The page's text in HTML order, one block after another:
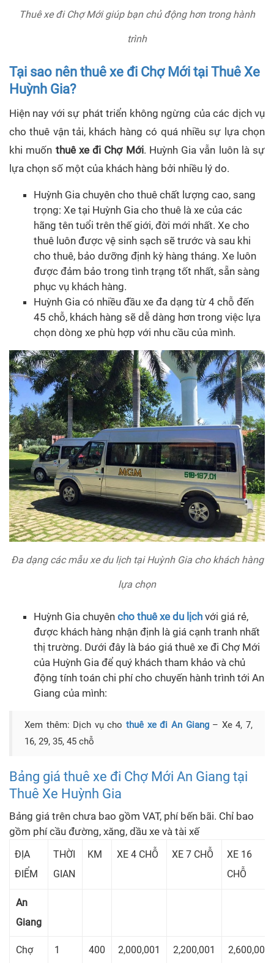
Thuê xe đi Chợ Mới giúp bạn chủ động hơn trong hành
trình
Tại sao nên thuê xe đi Chợ Mới tại Thuê Xe
Huỳnh Gia?
Hiện nay với sự phát triển không ngừng của các dịch vụ
cho thuê vận tải, khách hàng có quá nhiều sự lựa chọn
khi muốn thuê xe đi Chợ Mới. Huỳnh Gia vẫn luôn là sự
lựa chọn số một của khách hàng bởi nhiều lý do.
Huỳnh Gia chuyên cho thuê chất lượng cao, sang
trọng: Xe tại Huỳnh Gia cho thuê là xe của các
hãng tên tuổi trên thế giới, đời mới nhất. Xe cho
thuê luôn được vệ sinh sạch sẽ trước và sau khi
cho thuê, bảo dưỡng định kỳ hàng tháng. Xe luôn
được đảm bảo trong tình trạng tốt nhất, sẵn sàng
phục vụ khách hàng.
Huỳnh Gia có nhiều đầu xe đa dạng từ 4 chỗ đến
45 chỗ, khách hàng sẽ dễ dàng hơn trong việc lựa
chọn dòng xe phù hợp với nhu cầu của mình.
Đa dạng các mẫu xe du lịch tại Huỳnh Gia cho khách hàng
lựa chọn
Huỳnh Gia chuyên cho thuê xe du lịch với giá rẻ,
được khách hàng nhận định là giá cạnh tranh nhất
thị trường. Dưới đây là báo giá thuê xe đi Chợ Mới
của Huỳnh Gia để quý khách tham khảo và chủ
động tính toán chi phí cho chuyến hành trình tới An
Giang của mình:
Xem thêm: Dịch vụ chothuê xe đi An Giang– Xe 4, 7,
16, 29, 35, 45 chỗ
Bảng giá thuê xe đi Chợ Mới An Giang tại
Thuê Xe Huỳnh Gia
Bảng giá trên chưa bao gồm VAT, phí bến bãi. Chỉ bao
gồm phí cầu đường, xăng, dầu xe và tài xế
ĐỊA
ĐIỂM
THỜI
GIAN
KM XE 4 CHỖ XE 7 CHỖ
XE 16
CHỖ
An
Giang
Chợ
1
400 2,000,001 2,200,001 2,600,001